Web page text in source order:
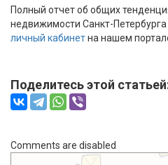
Полный отчет об общих
недвижимости Санкт-
личный кабинетна нашем
Поделитесь этой
Comments are disabled